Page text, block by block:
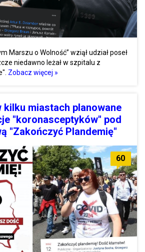
Marszu o Wolność” wziął udział poseł
niedawno leżał w szpitalu z
Zobacz więcej »
kilku miastach planowane
"koronasceptyków" pod
"Zakończyć Plandemię"
60